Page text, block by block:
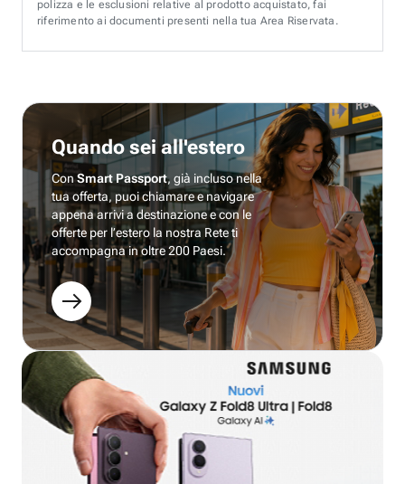
polizza e le esclusioni relative al prodotto acquistato, fai
riferimento ai documenti presenti nella tua Area Riservata.
Quando sei all'estero
ConSmart Passport, già incluso nella
tua offerta, puoi chiamare e navigare
appena arrivi a destinazione e con le
offerte per l’estero la nostra Rete ti
accompagna in oltre 200 Paesi.